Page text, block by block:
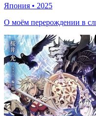
Япония • 2025
О моём перерождении в